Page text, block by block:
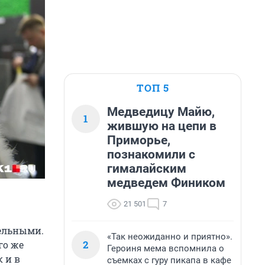
же
и в
ТОП 5
1
Медведицу Майю,
жившую на цепи в
Приморье,
познакомили с
гималайским
медведем Фиником
21 501 7
2
«Так неожиданно и приятно».
Героиня мема вспомнила о
съемках с гуру пикапа в кафе